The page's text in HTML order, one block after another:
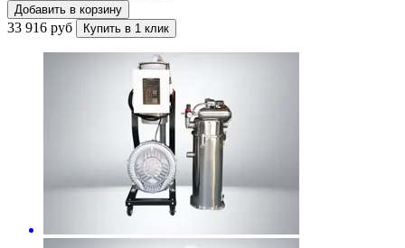
Добавить в корзину
33 916 руб Купить в 1 клик